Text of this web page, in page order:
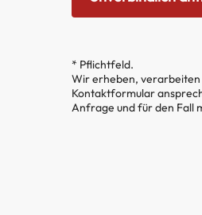
* Pflichtfeld.
Wir erheben, verarbeiten
Kontaktformular
Anfrage und für den Fall